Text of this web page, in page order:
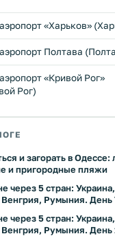
«Харьков»
Полтава
«Кривой Рог»
Рог)
и загорать в
и пригородные пляжи
через 5 стран:
Венгрия, Румыния. День
через 5 стран:
Венгрия, Румыния. День